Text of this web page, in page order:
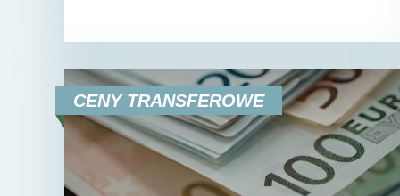
CENY TRANSFEROWE